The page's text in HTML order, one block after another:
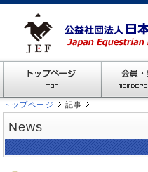
トップページ 記事
News